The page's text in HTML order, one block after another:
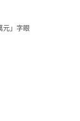
元」字眼